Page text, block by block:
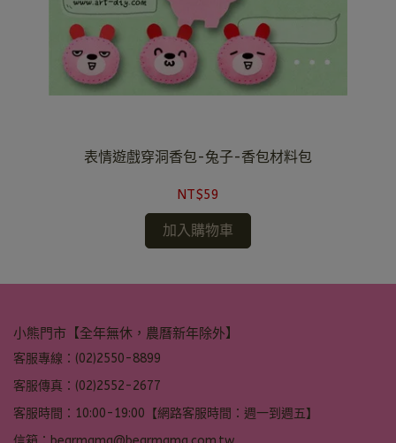
表情遊戲穿洞香包-兔子-香包材料包
NT$59
加入購物車
小熊門市【全年無休，農曆新年除外】
客服專線：(02)2550-8899
客服傳真：(02)2552-2677
客服時間：10:00-19:00【網路客服時間：週一到週五】